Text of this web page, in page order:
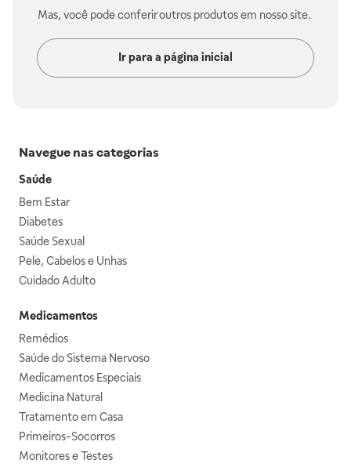
Mas, você pode conferir outros produtos em nosso site.
Ir para a página inicial
Navegue nas categorias
Saúde
Bem Estar
Diabetes
Saúde Sexual
Pele, Cabelos e Unhas
Cuidado Adulto
Medicamentos
Remédios
Saúde do Sistema Nervoso
Medicamentos Especiais
Medicina Natural
Tratamento em Casa
Primeiros-Socorros
Monitores e Testes